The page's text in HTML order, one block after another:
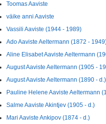
Toomas Aaviste
väike anni Aaviste
Vassili Aaviste (1944 - 1989)
Ado Aaviste Aeltermann (1872 -
Aline Elisabet Aaviste Aeltermann
August Aaviste Aeltermann (1905 -
August Aaviste Aeltermann (1890 - d.)
Pauline Helene Aaviste Aeltermann
Salme Aaviste Akintjev (1905 - d.)
Mari Aaviste Ankipov (1874 - d.)